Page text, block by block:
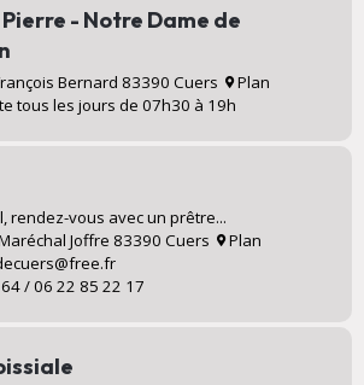
- Notre Dame de
Bernard 83390 Cuers
Plan
tous les jours de 07h30 à 19h
rendez-vous avec un prêtre...
Joffre 83390 Cuers
Plan
/ 06 22 85 22 17